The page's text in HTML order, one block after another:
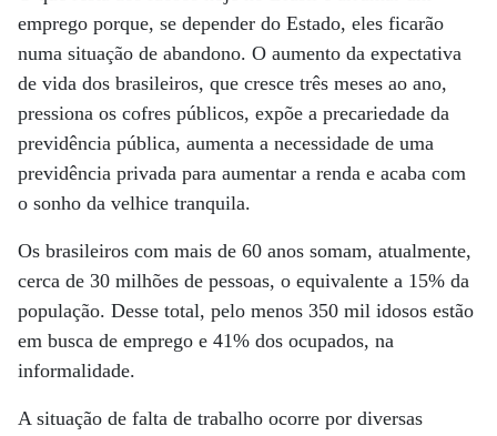
emprego porque, se depender do Estado, eles ficarão
numa situação de abandono. O aumento da expectativa
de vida dos brasileiros, que cresce três meses ao ano,
pressiona os cofres públicos, expõe a precariedade da
previdência pública, aumenta a necessidade de uma
previdência privada para aumentar a renda e acaba com
o sonho da velhice tranquila.
Os brasileiros com mais de 60 anos somam, atualmente,
cerca de 30 milhões de pessoas, o equivalente a 15% da
população. Desse total, pelo menos 350 mil idosos estão
em busca de emprego e 41% dos ocupados, na
informalidade.
A situação de falta de trabalho ocorre por diversas